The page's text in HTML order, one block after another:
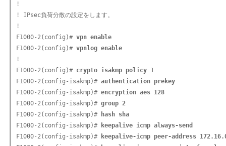
!
! IPsec負荷分散の設定をします。
!
F1000-2(config)# vpn enable
F1000-2(config)# vpnlog enable
!
F1000-2(config)# crypto isakmp policy 1
F1000-2(config-isakmp)# authentication prekey
F1000-2(config-isakmp)# encryption aes 128
F1000-2(config-isakmp)# group 2
F1000-2(config-isakmp)# hash sha
F1000-2(config-isakmp)# keepalive icmp always-send
F1000-2(config-isakmp)# keepalive-icmp peer-address